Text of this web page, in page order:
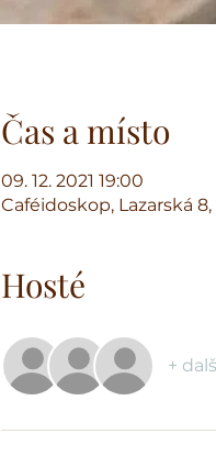
Čas a místo
09. 12. 2021 19:00
Caféidoskop, Lazarská 8,
Hosté
+